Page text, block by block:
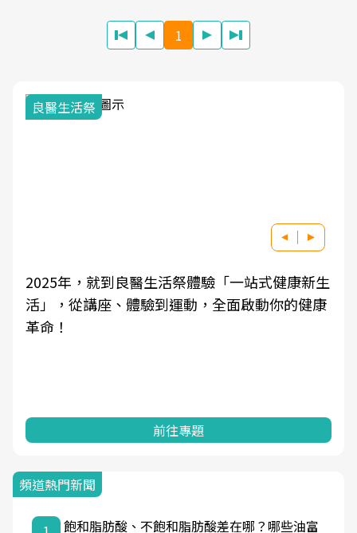
1
我與健康韌性的距離
良醫健康網從「換季的身體變化」出發，透過醫
學觀點與日常感受的對話，建立對亞健康的認
知，進而引導實際的改善行動。
前往專題
頻道熱門新聞
飽和脂肪酸、不飽和脂肪酸差在哪？哪些油富